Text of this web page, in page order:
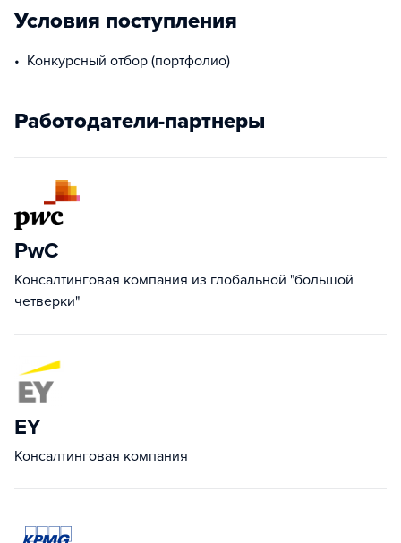
Условия поступления
Конкурсный отбор (портфолио)
Работодатели-партнеры
PwC
Консалтинговая компания из глобальной "большой
четверки"
EY
Консалтинговая компания